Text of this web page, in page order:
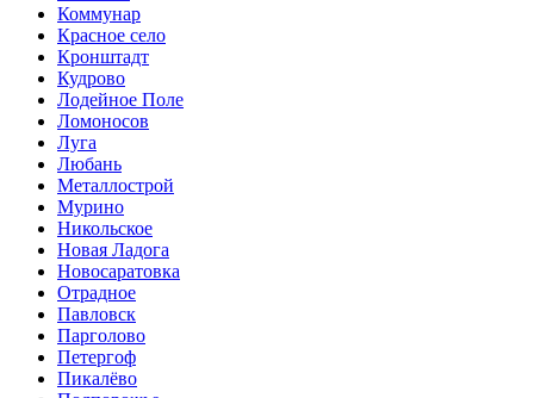
Коммунар
Красное село
Кронштадт
Кудрово
Лодейное Поле
Ломоносов
Луга
Любань
Металлострой
Мурино
Никольское
Новая Ладога
Новосаратовка
Отрадное
Павловск
Парголово
Петергоф
Пикалёво